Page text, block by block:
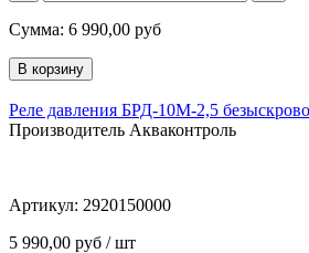
Сумма: 6 990,00 руб
Реле давления БРД-10М-2,5
Производитель Акваконтроль
Артикул: 2920150000
5 990,00 руб / шт